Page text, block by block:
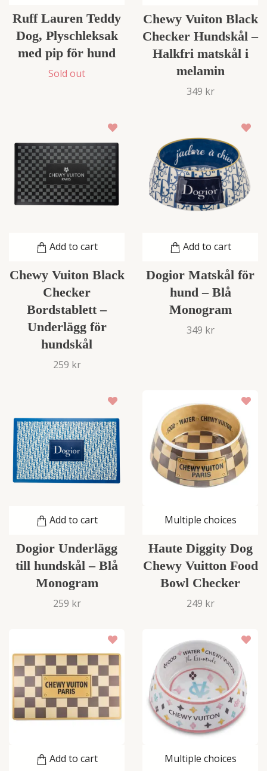
Ruff Lauren Teddy
Dog, Plyschleksak
med pip för hund
Sold out
Chewy Vuiton Black
Checker Hundskål –
Halkfri matskål i
melamin
349 kr
Add to cart
Chewy Vuiton Black
Checker
Bordstablett –
Underlägg för
hundskål
259 kr
Add to cart
Dogior Matskål för
hund – Blå
Monogram
349 kr
Add to cart
Dogior Underlägg
till hundskål – Blå
Monogram
259 kr
Multiple choices
Haute Diggity Dog
Chewy Vuitton Food
Bowl Checker
249 kr
Add to cart Multiple choices